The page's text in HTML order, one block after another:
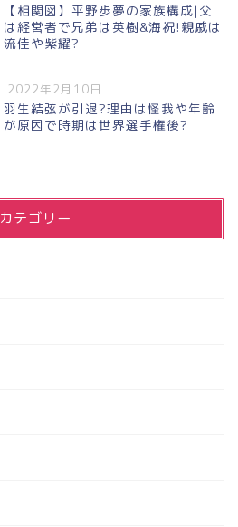
【相関図】平野歩夢の家族構成|父
は経営者で兄弟は英樹&海祝!親戚は
流佳や紫耀?
2022年2月10日
羽生結弦が引退?理由は怪我や年齢
が原因で時期は世界選手権後?
カテゴリー